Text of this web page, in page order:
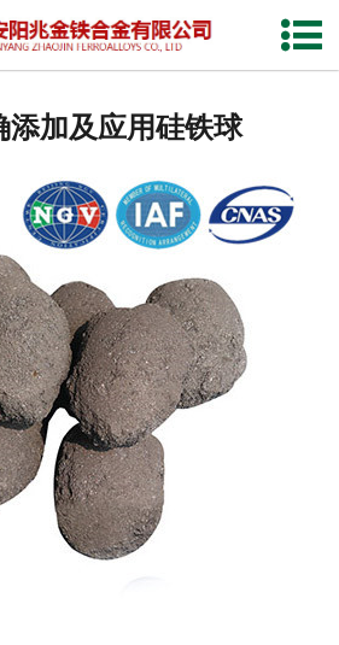
网站首页
产品中心
厂容厂貌
视频中心
联系我们
添加及应用硅铁球